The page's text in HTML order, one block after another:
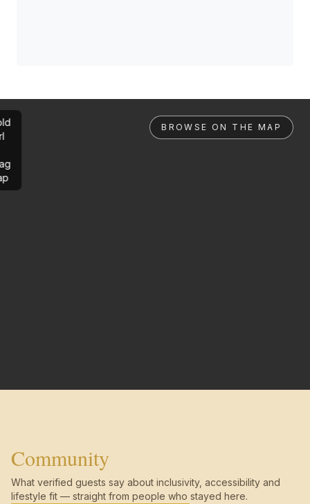
BROWSE ON THE MAP
Community
What verified guests say about inclusivity, accessibility and
lifestyle fit — straight from people who stayed here.